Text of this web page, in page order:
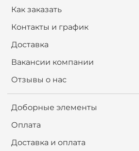
Как заказать
Контакты и график
Доставка
Вакансии компании
Отзывы о нас
Доборные элементы
Оплата
Доставка и оплата